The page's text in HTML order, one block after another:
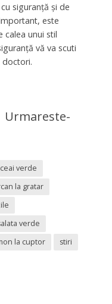
siguranță și de
este
calea unui stil
vă va scuti
doctori.
Urmareste-
ceai verde
la gratar
verde
la cuptor
stiri